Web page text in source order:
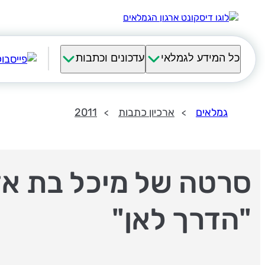
כל המידע לגמלאי עדכונים וכתבות
גמלאים ארכיון כתבות 2011
סרטה של מיכל בת
"הדרך לאן"